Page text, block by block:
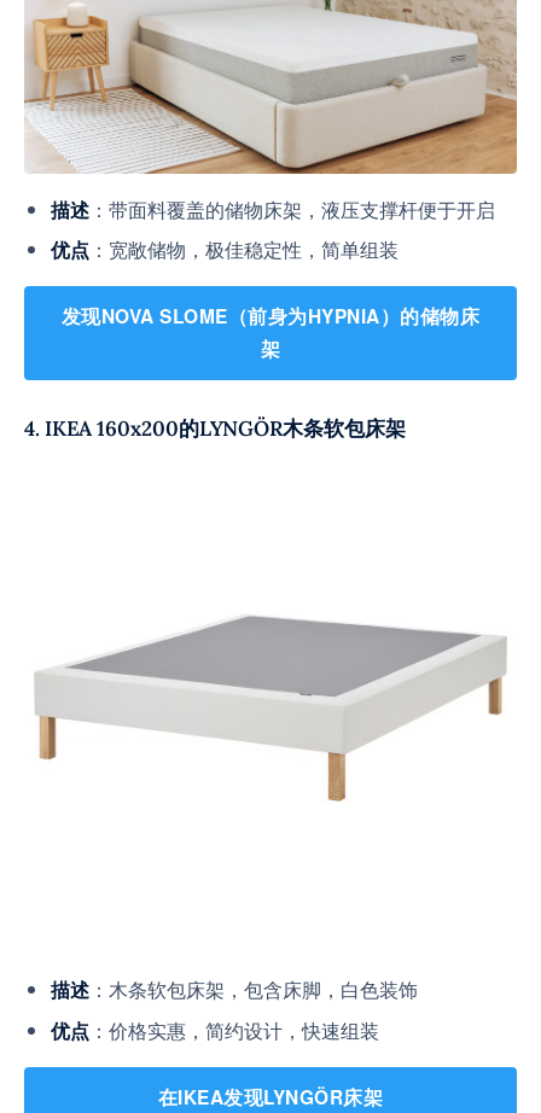
描述 ：带面料覆盖的储物床架，液压支撑杆便于开启
优点 ：宽敞储物，极佳稳定性，简单组装
发现NOVA SLOME（前身为HYPNIA）的储物床
架
4. IKEA 160x200的LYNGÖR木条软包床架
描述 ：木条软包床架，包含床脚，白色装饰
优点 ：价格实惠，简约设计，快速组装
在IKEA发现LYNGÖR床架